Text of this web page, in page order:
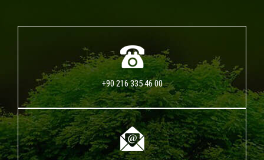
+90 216 335 46 00